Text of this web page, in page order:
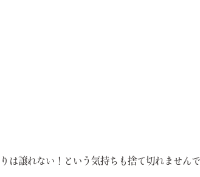
譲れない！という気持ちも捨て切れませんで